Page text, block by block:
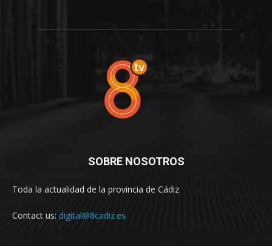
SOBRE NOSOTROS
Toda la actualidad de la provincia de Cádiz
Contact us: digital@8cadiz.es